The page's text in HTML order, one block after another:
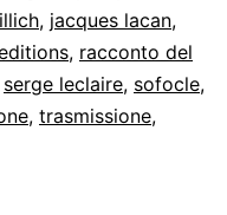
, jacques lacan,
, racconto del
serge leclaire, sofocle,
, trasmissione,